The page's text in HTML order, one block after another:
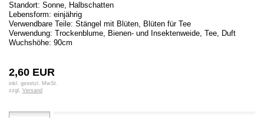
Standort: Sonne, Halbschatten
Lebensform: einjährig
Verwendbare Teile: Stängel mit Blüten, Blüten für Tee
Verwendung: Trockenblume, Bienen- und Insektenweide, Tee, Duft
Wuchshöhe: 90cm
2,60 EUR
inkl. gesetzl. MwSt.
zzgl. Versand